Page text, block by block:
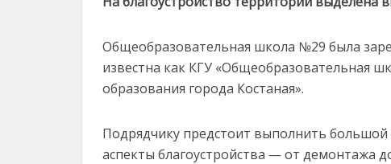
Общеобразовательная школа №29 была
известна как КГУ «Общеобразовательная
образования города Костаная».
Подрядчику предстоит выполнить
аспекты благоустройства — от демонтажа